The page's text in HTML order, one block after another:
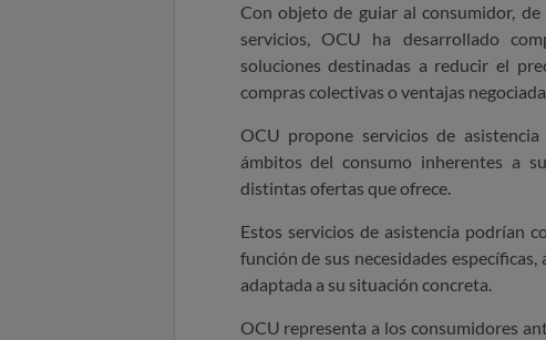
Con objeto de guiar al consumidor,
servicios, OCU ha desarrollado
soluciones destinadas a reducir el
compras colectivas o ventajas
OCU propone servicios de
ámbitos del consumo inherentes a
distintas ofertas que ofrece.
Estos servicios de asistencia podrían
función de sus necesidades
adaptada a su situación concreta.
OCU representa a los consumidores